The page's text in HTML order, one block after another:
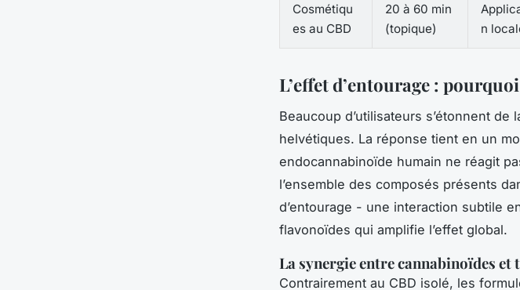
Cosmétiqu
es au CBD
20 à 60 min
(topique)
n
L’effet d’entourage :
Beaucoup d’utilisateurs s’étonnent
helvétiques. La réponse tient en un
endocannabinoïde humain ne réagit
l’ensemble des composés présents
d’entourage - une interaction subtile
flavonoïdes qui amplifie l’effet global.
La synergie entre cannabinoïdes et
Contrairement au CBD isolé, les